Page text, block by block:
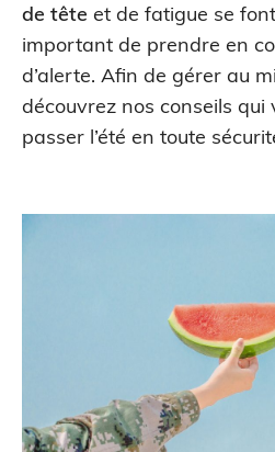
de tête et de fatigue se
important de prendre en
d’alerte. Afin de gérer au
découvrez nos conseils qui
passer l’été en toute